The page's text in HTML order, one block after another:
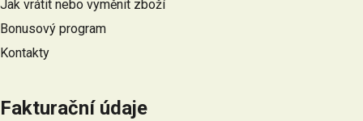
Jak vrátit nebo vyměnit zboží
Bonusový program
Kontakty
Fakturační údaje